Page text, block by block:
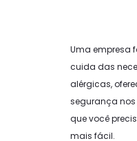
Uma empresa
cuida das
alérgicas,
segurança
que você
mais fácil.